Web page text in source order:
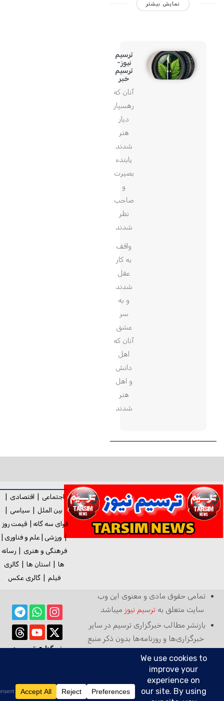
نمایش بیشتر
ترسیم
نیوز-
ترسیم
خبر
آنان که
رهسپار
دیار
هنر
شدند
یابنده
بصیرت
و
صاحب
نظر
شدند
واقف
به کار
عقل
شدند
و به
سر
عشق
آنان که
اهل
دانش
و اهل
هنر
شدند
اجتماعی اقتصادی
بین الملل
سیاسی
قوای سه گانه |قیمت روز
| ورزشی علم و فناوری
فرهنگی و هنری
|رسانه
ها
استان ها |گالری
فیلم |گالری عکس
تمامی حقوق مادی و معنوی این وب
سایت متعلق به ترسیم نیوز میباشد
بازنشر مطالب خبرگزاری ترسیم در سایر
خبرگزاری‌ها و روزنامه‌ها بدون ذکر منبع
ترسیم خبر با ترسیم نیوز
خبرگزاری ترسیم در